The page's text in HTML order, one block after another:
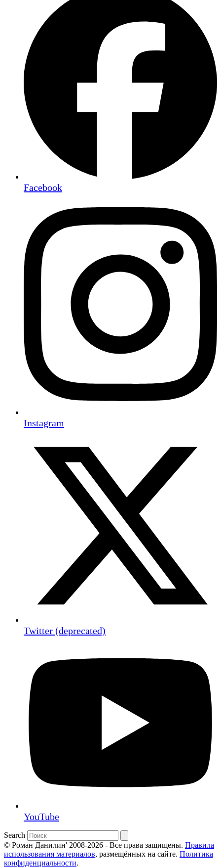
Facebook
Instagram
Twitter (deprecated)
YouTube
Search
© Роман Данилин' 2008-2026 - Все права защищены. Правила
использования материалов, размещённых на сайте. Политика
конфиденциальности.